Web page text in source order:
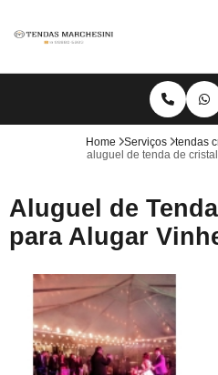
Home Serviços tendas
aluguel de tenda de
Aluguel de
para Alugar